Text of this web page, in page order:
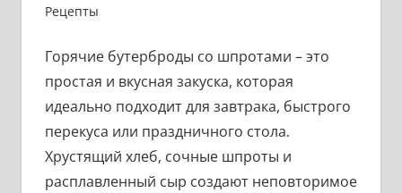
Рецепты
Горячие бутерброды со шпротами – это
простая и вкусная закуска, которая
идеально подходит для завтрака, быстрого
перекуса или праздничного стола.
Хрустящий хлеб, сочные шпроты и
расплавленный сыр создают неповторимое